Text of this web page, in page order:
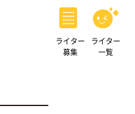
ライター
募集
ライター
一覧